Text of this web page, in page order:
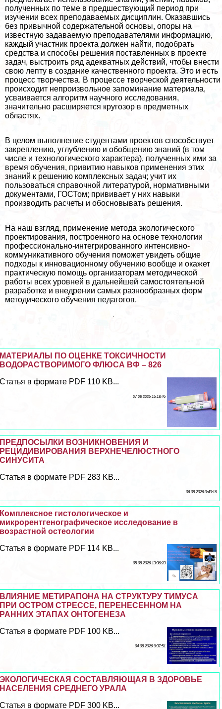
полученных по теме в предшествующий период при
изучении всех преподаваемых дисциплин. Оказавшись
без привычной содержательной основы, опоры на
известную задаваемую преподавателями информацию,
каждый участник проекта должен найти, подобрать
средства и способы решения поставленных в проекте
задач, выстроить ряд адекватных действий, чтобы внести
свою лепту в создание качественного проекта. Это и есть
процесс творчества. В процессе творческой деятельности
происходит непроизвольное запоминание материала,
усваивается алгоритм научного исследования,
значительно расширяется кругозор в предметных
областях.
В целом выполнение студентами проектов способствует
закреплению, углублению и обобщению знаний (в том
числе и технологического хаpaктера), полученных ими за
время обучения, привитию навыков применения этих
знаний к решению комплексных задач; учит их
пользоваться справочной литературой, нормативными
документами, ГОСТом; прививает у них навыки
производить расчеты и обосновывать решения.
На наш взгляд, применение метода экологического
проектирования, построенного на основе технологии
профессионально-интегрированного интенсивно-
коммуникативного обучения поможет увидеть общие
подходы к инновационному обучению вообще и окажет
пpaктическую помощь организаторам методической
работы всех уровней в дальнейшей самостоятельной
разработке и внедрении самых разнообразных форм
методического обучения педагогов.
МАТЕРИАЛЫ ПО ОЦЕНКЕ ТОКСИЧНОСТИ
ВОДОРАСТВОРИМОГО ФЛЮСА ВФ – 826
Статья в формате PDF 110 KB...
07 08 2026 16:18:46
ПРЕДПОСЫЛКИ ВОЗНИКНОВЕНИЯ И
РЕЦИДИВИРОВАНИЯ ВЕРХНЕЧЕЛЮСТНОГО
СИНУСИТА
Статья в формате PDF 283 KB...
06 08 2026 0:40:16
Комплексное гистологическое и
микрорентгенографическое исследование в
возрастной остеологии
Статья в формате PDF 114 KB...
05 08 2026 13:36:23
ВЛИЯНИЕ МЕТИРАПОНА НА СТРУКТУРУ ТИМУСА
ПРИ ОСТРОМ СТРЕССЕ, ПЕРЕНЕСЕННОМ НА
РАННИХ ЭТАПАХ ОНТОГЕНЕЗА
Статья в формате PDF 100 KB...
04 08 2026 9:37:51
ЭКОЛОГИЧЕСКАЯ СОСТАВЛЯЮЩАЯ В ЗДОРОВЬЕ
НАСЕЛЕНИЯ СРЕДНЕГО УРАЛА
Статья в формате PDF 300 KB...